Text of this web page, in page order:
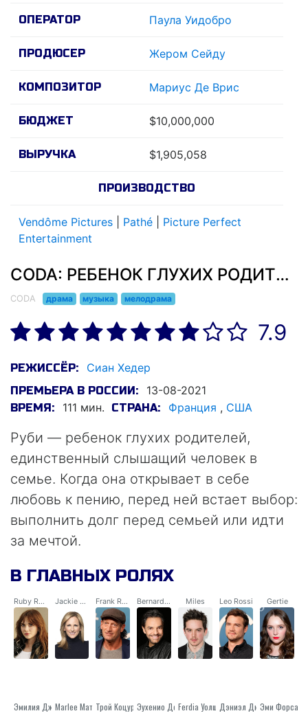
ОПЕРАТОР Паула Уидобро
ПРОДЮСЕР Жером Сейду
КОМПОЗИТОР Мариус Де Врис
БЮДЖЕТ $10,000,000
ВЫРУЧКА $1,905,058
ПРОИЗВОДСТВО
Vendôme Pictures Pathé
Picture Perfect
Entertainment
CODA: РЕБЕНОК ГЛУХИХ РОДИТЕЛЕЙ (2021)
CODA драма музыка мелодрама
7.9
РЕЖИССЁР: Сиан Хедер
ПРЕМЬЕРА В РОССИИ: 13-08-2021
ВРЕМЯ: 111 мин. СТРАНА: Франция , США
Руби — ребенок глухих родителей,
единственный слышащий человек в
семье. Когда она открывает в себе
любовь к пению, перед ней встает выбор:
выполнить долг перед семьей или идти
за мечтой.
В ГЛАВНЫХ РОЛЯХ
Ruby Rossi
Эмилия Джонс
Jackie Rossi
Marlee Матлин
Frank Rossi
Трой Коцур
Bernardo Villalobos
Эухенио Дербес
Miles
Ferdia Уолш-Образуются Маленькие Белые Барашки
Leo Rossi
Дэниэл Дюрант
Gertie
Эми Форсайт